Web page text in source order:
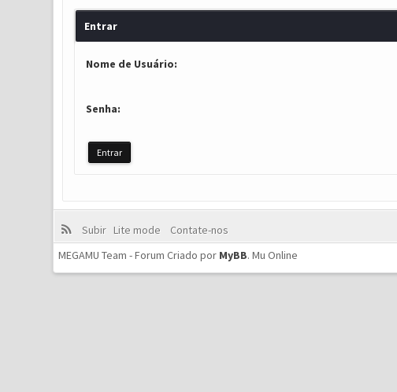
Entrar
Nome de Usuário:
Senha:
Subir Lite mode
Contate-nos
MEGAMU Team - Forum Criado por MyBB.Mu Online